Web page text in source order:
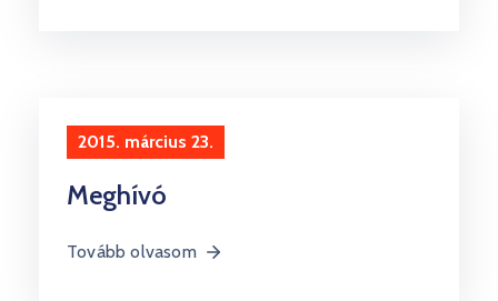
2015. március 23.
Meghívó
Tovább olvasom